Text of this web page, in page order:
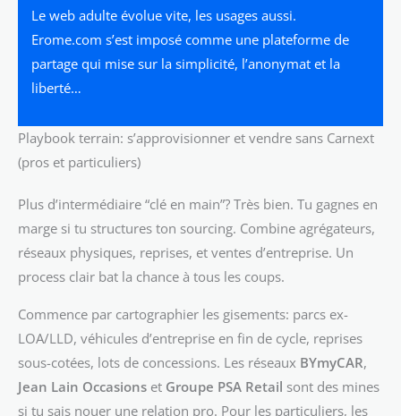
Le web adulte évolue vite, les usages aussi.
Erome.com s’est imposé comme une plateforme de
partage qui mise sur la simplicité, l’anonymat et la
liberté…
Playbook terrain: s’approvisionner et vendre sans Carnext
(pros et particuliers)
Plus d’intermédiaire “clé en main”? Très bien. Tu gagnes en
marge si tu structures ton sourcing. Combine agrégateurs,
réseaux physiques, reprises, et ventes d’entreprise. Un
process clair bat la chance à tous les coups.
Commence par cartographier les gisements: parcs ex-
LOA/LLD, véhicules d’entreprise en fin de cycle, reprises
sous-cotées, lots de concessions. Les réseaux BYmyCAR,
Jean Lain Occasions et Groupe PSA Retail sont des mines
si tu sais nouer une relation pro. Pour les particuliers, les